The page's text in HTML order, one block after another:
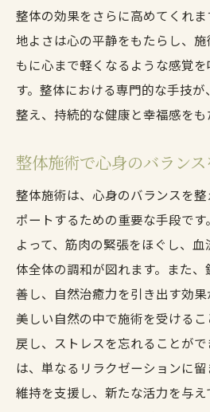
整体の効果をさらに高めてくれ
地よさは心の平静をもたらし、
もに心まで軽くなるような感覚
す。整体における専門的な手技
整え、持続的な健康と幸福感をも
整体施術で心身のバラン
整体施術は、心身のバランスを
ポートするための重要な手段で
よって、筋肉の緊張をほぐし、血
体全体の調和が図れます。また
善し、自然治癒力を引き出す効
美しい自然の中で施術を受ける
戻し、ストレスを忘れることが
は、単なるリラクゼーションに
維持を支援し、新たな活力を与え